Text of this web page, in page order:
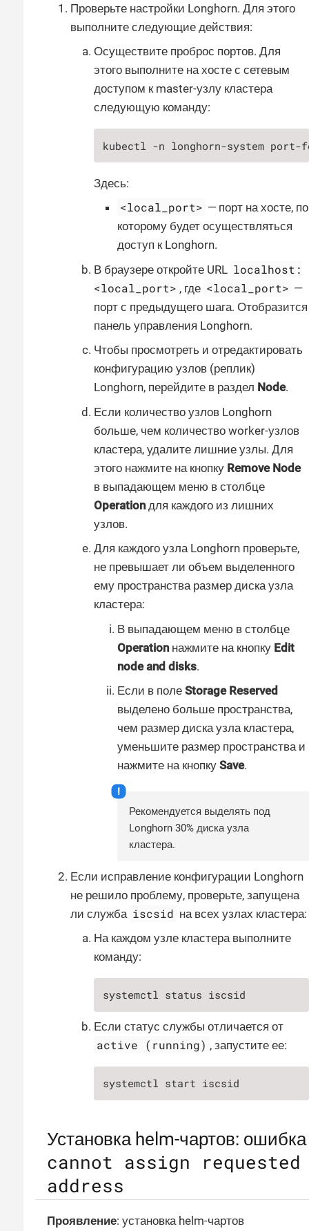
Проверьте настройки Longhorn. Для этого
выполните следующие действия:
Осуществите проброс портов. Для
этого выполните на хосте с сетевым
доступом к master-узлу кластера
следующую команду:
kubectl -n longhorn-system port-
Здесь:
<local_port> — порт на хосте, по
которому будет осуществляться
доступ к Longhorn.
В браузере откройте URL localhost:
<local_port> , где <local_port> —
порт с предыдущего шага. Отобразится
панель управления Longhorn.
Чтобы просмотреть и отредактировать
конфигурацию узлов (реплик)
Longhorn, перейдите в раздел Node.
Если количество узлов Longhorn
больше, чем количество worker-узлов
кластера, удалите лишние узлы. Для
этого нажмите на кнопку Remove Node
в выпадающем меню в столбце
Operationдля каждого из лишних
узлов.
Для каждого узла Longhorn проверьте,
не превышает ли объем выделенного
ему пространства размер диска узла
кластера:
В выпадающем меню в столбце
Operationнажмите на кнопку Edit
node and disks.
Если в поле Storage Reserved
выделено больше пространства,
чем размер диска узла кластера,
уменьшите размер пространства и
нажмите на кнопку Save.
Рекомендуется выделять под
Longhorn 30% диска узла
кластера.
Если исправление конфигурации Longhorn
не решило проблему, проверьте, запущена
ли служба iscsid на всех узлах кластера:
На каждом узле кластера выполните
команду:
systemctl status iscsid
Если статус службы отличается от
active (running) , запустите ее:
systemctl start iscsid
Установка helm-чартов: ошибка
cannot assign requested
address
Проявление: установка helm-чартов